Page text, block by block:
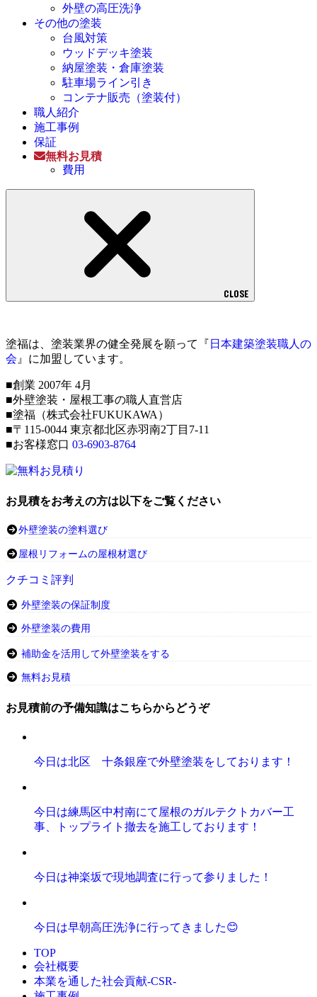
外壁の高圧洗浄
その他の塗装
台風対策
ウッドデッキ塗装
納屋塗装・倉庫塗装
駐車場ライン引き
コンテナ販売（塗装付）
職人紹介
施工事例
保証
無料お見積
費用
CLOSE
塗福は、塗装業界の健全発展を願って『 日本建築塗装職人の
会 』に加盟しています。
■創業 2007年 4月
■外壁塗装・屋根工事の職人直営店
■塗福（株式会社FUKUKAWA）
■〒115-0044 東京都北区赤羽南2丁目7-11
■お客様窓口 03-6903-8764
お見積をお考えの方は以下をご覧ください
外壁塗装の塗料選び
屋根リフォームの屋根材選び
クチコミ評判
外壁塗装の保証制度
外壁塗装の費用
補助金を活用して外壁塗装をする
無料お見積
お見積前の予備知識はこちらからどうぞ
今日は北区 十条銀座で外壁塗装をしております！
今日は練馬区中村南にて屋根のガルテクトカバー工
事、トップライト撤去を施工しております！
今日は神楽坂で現地調査に行って参りました！
今日は早朝高圧洗浄に行ってきました😊
TOP
会社概要
本業を通した社会貢献-CSR-